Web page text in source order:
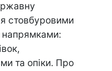
стовбуровими
напрямками:
та опіки. Про